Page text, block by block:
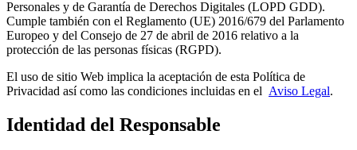
Personales y de Garantía de Derechos Digitales (LOPD GDD).
Cumple también con el Reglamento (UE) 2016/679 del Parlamento
Europeo y del Consejo de 27 de abril de 2016 relativo a la
protección de las personas físicas (RGPD).
El uso de sitio Web implica la aceptación de esta Política de
Privacidad así como las condiciones incluidas en el Aviso Legal.
Identidad del Responsable